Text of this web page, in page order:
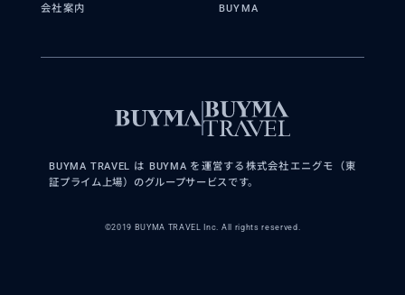
会社案内 BUYMA
BUYMA TRAVEL は BUYMA を運営する株式会社エニグモ（東
証プライム上場）のグループサービスです。
©2019 BUYMA TRAVEL Inc. All rights reserved.